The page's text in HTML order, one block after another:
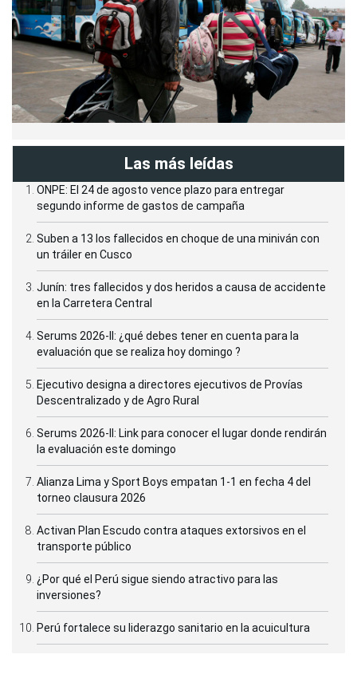
Las más leídas
ONPE: El 24 de agosto vence plazo para entregar
segundo informe de gastos de campaña
Suben a 13 los fallecidos en choque de una miniván con
un tráiler en Cusco
Junín: tres fallecidos y dos heridos a causa de accidente
en la Carretera Central
Serums 2026-II: ¿qué debes tener en cuenta para la
evaluación que se realiza hoy domingo ?
Ejecutivo designa a directores ejecutivos de Provías
Descentralizado y de Agro Rural
Serums 2026-II: Link para conocer el lugar donde rendirán
la evaluación este domingo
Alianza Lima y Sport Boys empatan 1-1 en fecha 4 del
torneo clausura 2026
Activan Plan Escudo contra ataques extorsivos en el
transporte público
¿Por qué el Perú sigue siendo atractivo para las
inversiones?
Perú fortalece su liderazgo sanitario en la acuicultura